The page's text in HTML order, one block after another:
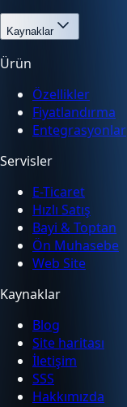
Kaynaklar
Ürün
Özellikler
Fiyatlandırma
Entegrasyonlar
Servisler
E-Ticaret
Hızlı Satış
Bayi & Toptan
Ön Muhasebe
Web Site
Kaynaklar
Blog
Site haritası
İletişim
SSS
Hakkımızda